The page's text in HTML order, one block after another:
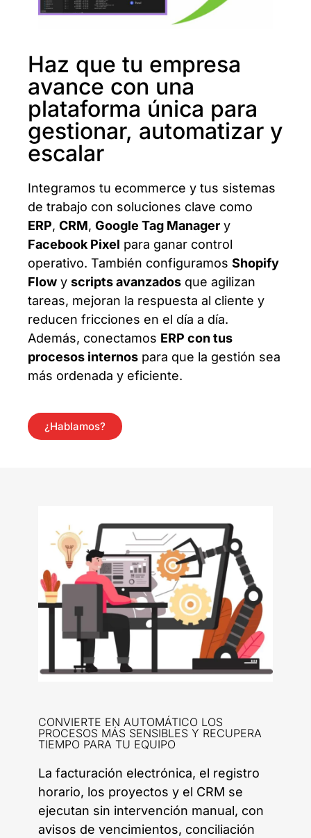
Haz que tu empresa
avance con una
plataforma única para
gestionar, automatizar y
escalar
Integramos tu ecommerce y tus sistemas
de trabajo con soluciones clave como
ERP, CRM, Google Tag Manager y
Facebook Pixel para ganar control
operativo. También configuramos Shopify
Flow y scripts avanzados que agilizan
tareas, mejoran la respuesta al cliente y
reducen fricciones en el día a día.
Además, conectamos ERP con tus
procesos internos para que la gestión sea
más ordenada y eficiente.
¿Hablamos?
CONVIERTE EN AUTOMÁTICO LOS
PROCESOS MÁS SENSIBLES Y RECUPERA
TIEMPO PARA TU EQUIPO
La facturación electrónica, el registro
horario, los proyectos y el CRM se
ejecutan sin intervención manual, con
avisos de vencimientos, conciliación